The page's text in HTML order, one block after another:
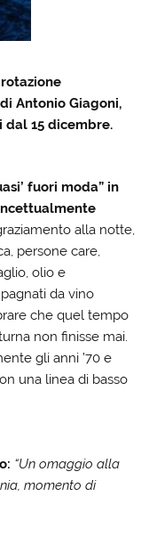
Antonio Giagoni,
15 dicembre.
fuori moda” in
alla notte,
persone care,
olio e
da vino
che quel tempo
non finisse mai.
gli anni ’70 e
una linea di basso
“Un omaggio alla
momento di